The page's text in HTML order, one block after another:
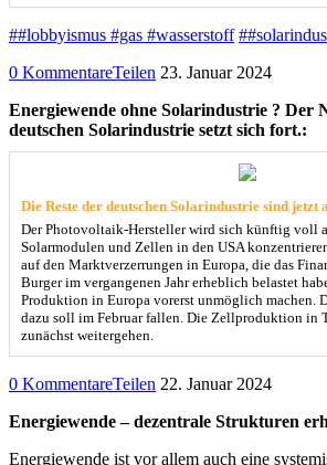
##lobbyismus #gas #wasserstoff
0 KommentareTeilen 23. Januar 2024
Energiewende ohne Solarindustrie ? Der
deutschen Solarindustrie setzt sich fort.:
Die Reste der deutschen Solarindustrie sind jetzt
Der Photovoltaik-Hersteller wird sich künftig voll
Solarmodulen und Zellen in den USA
auf den Marktverzerrungen in Europa, die das
Burger im vergangenen Jahr erheblich belastet
Produktion in Europa vorerst unmöglich machen.
dazu soll im Februar fallen. Die Zellproduktion in
zunächst weitergehen.
0 KommentareTeilen 22. Januar 2024
Energiewende – dezentrale Strukturen
Energiewende ist vor allem auch eine